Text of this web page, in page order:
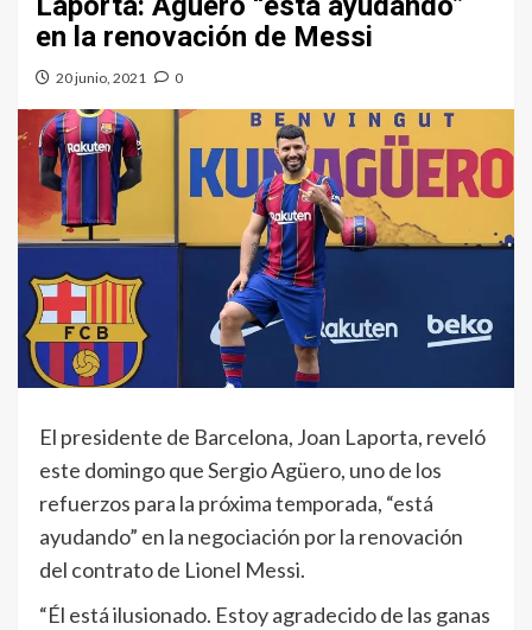
en la renovación de Messi
20 junio, 2021 0
El presidente de Barcelona, Joan Laporta, reveló
este domingo que Sergio Agüero, uno de los
refuerzos para la próxima temporada, “está
ayudando” en la negociación por la renovación
del contrato de Lionel Messi.
“Él está ilusionado. Estoy agradecido de las ganas